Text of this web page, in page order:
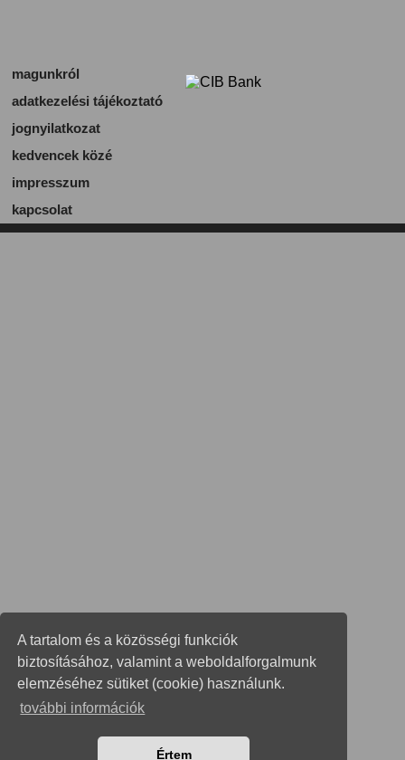
A tartalom és a közösségi funkciók
biztosításához, valamint a weboldalforgalmunk
elemzéséhez sütiket (cookie) használunk.
további információk
Értem
magunkról
adatkezelési tájékoztató
jognyilatkozat
kedvencek közé
impresszum
kapcsolat